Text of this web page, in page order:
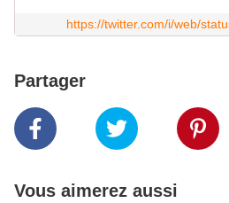
https://twitter.com/i/web/
Partager
Vous aimerez aussi